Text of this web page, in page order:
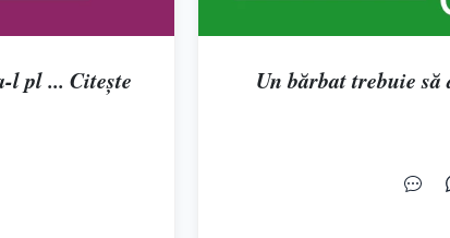
l pl ... Citește
Un bărbat trebuie